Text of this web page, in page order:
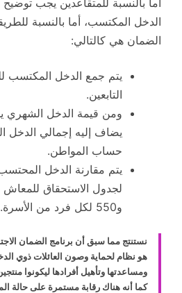
الدخل المكتسب، أما بالنسبة
الضمان هي كالتالي:
يتم جمع الدخل المكتسب
التابعين.
يضاف إليه إجمالي الدخل
حساب المواطن.
يتم مقارنة الدخل المحتسب
و550 لكل فرد من الأسرة.
نستنتج مما سبق أن برنامج الضمان
هو نظام لحماية وصون العائلات ذوي
ومساعدتها وتأهيل أفرادها ليكونوا
كما أنه هناك رقابة مستمرة على حالة